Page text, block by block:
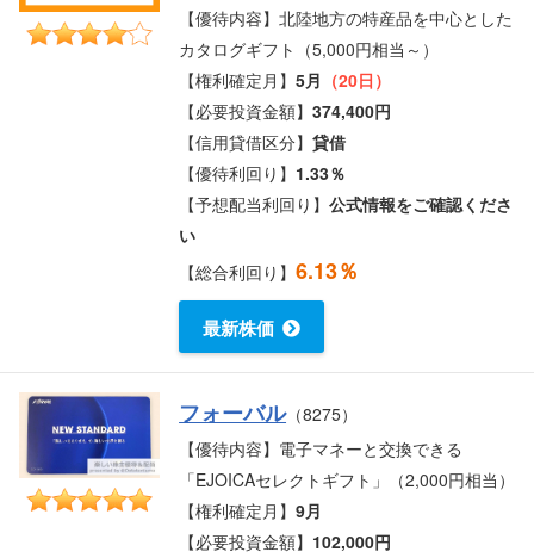
【優待内容】北陸地方の特産品を中心とした
カタログギフト（5,000円相当～）
【権利確定月】5月 （20日）
【必要投資金額】374,400円
【信用貸借区分】貸借
【優待利回り】 1.33％
【予想配当利回り】公式情報をご確認くださ
い
【総合利回り】6.13％
最新株価
フォーバル（8275）
【優待内容】電子マネーと交換できる
「EJOICAセレクトギフト」（2,000円相当）
【権利確定月】9月
【必要投資金額】 102,000円